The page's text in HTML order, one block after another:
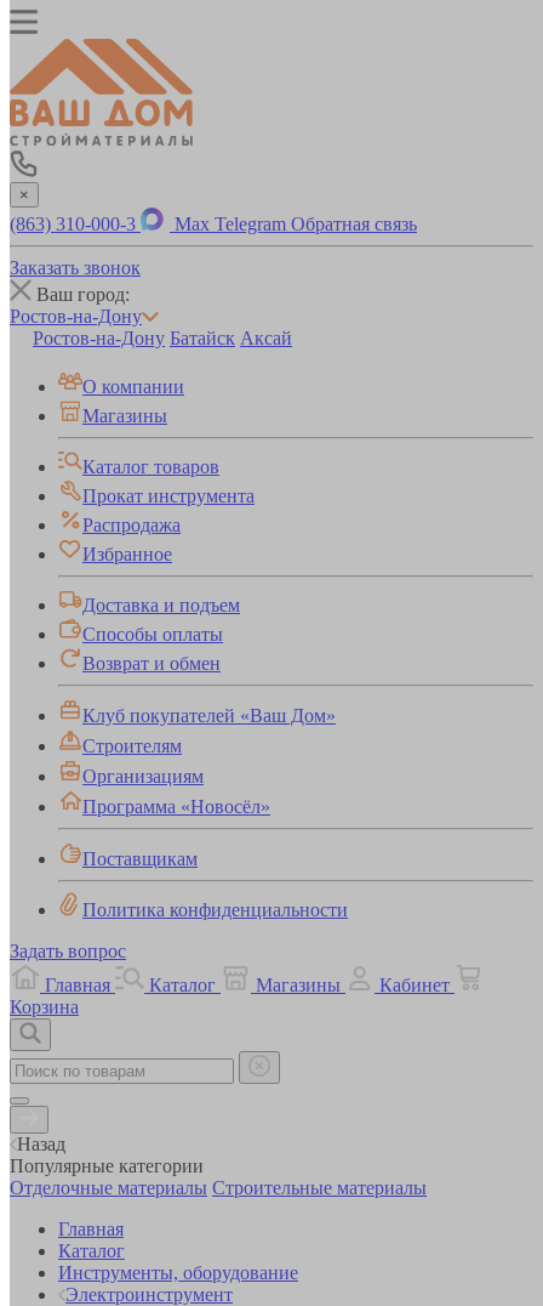
×
(863) 310-000-3 Max Telegram Обратная связь
Заказать звонок
Ваш город:
Ростов-на-Дону
Ростов-на-Дону Батайск Аксай
О компании
Магазины
Каталог товаров
Прокат инструмента
Распродажа
Избранное
Доставка и подъем
Способы оплаты
Возврат и обмен
Клуб покупателей «Ваш Дом»
Строителям
Организациям
Программа «Новосёл»
Поставщикам
Политика конфиденциальности
Задать вопрос
Главная
Каталог Магазины
Кабинет
Корзина
Назад
Популярные категории
Отделочные материалы Строительные материалы
Главная
Каталог
Инструменты, оборудование
Электроинструмент